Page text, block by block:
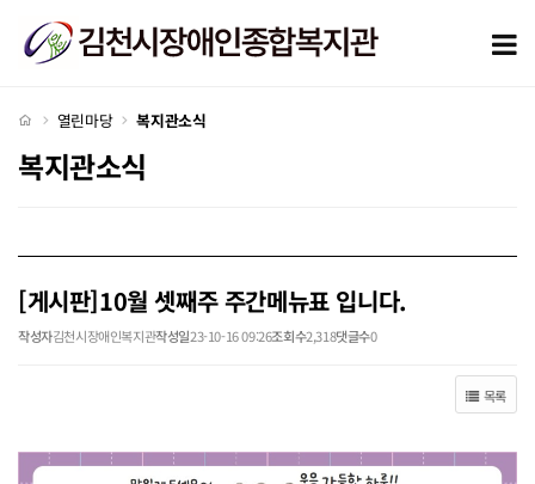
처음으로
열린마당 복지관소식
복지관소식
[게시판]10월 셋째주 주간메뉴표 입니다.
작성자김천시장애인복지관작성일23-10-16 09:26조회수2,318댓글수0
목록